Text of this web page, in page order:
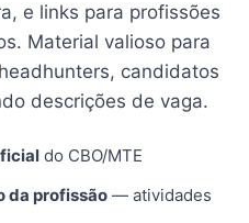
e links para profissões
Material valioso para
candidatos
descrições de vaga.
do CBO/MTE
da profissão — atividades